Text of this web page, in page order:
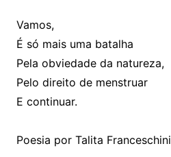
Vamos,
É só mais uma batalha
Pela obviedade da natureza,
Pelo direito de menstruar
E continuar.
Poesia por Talita Franceschini